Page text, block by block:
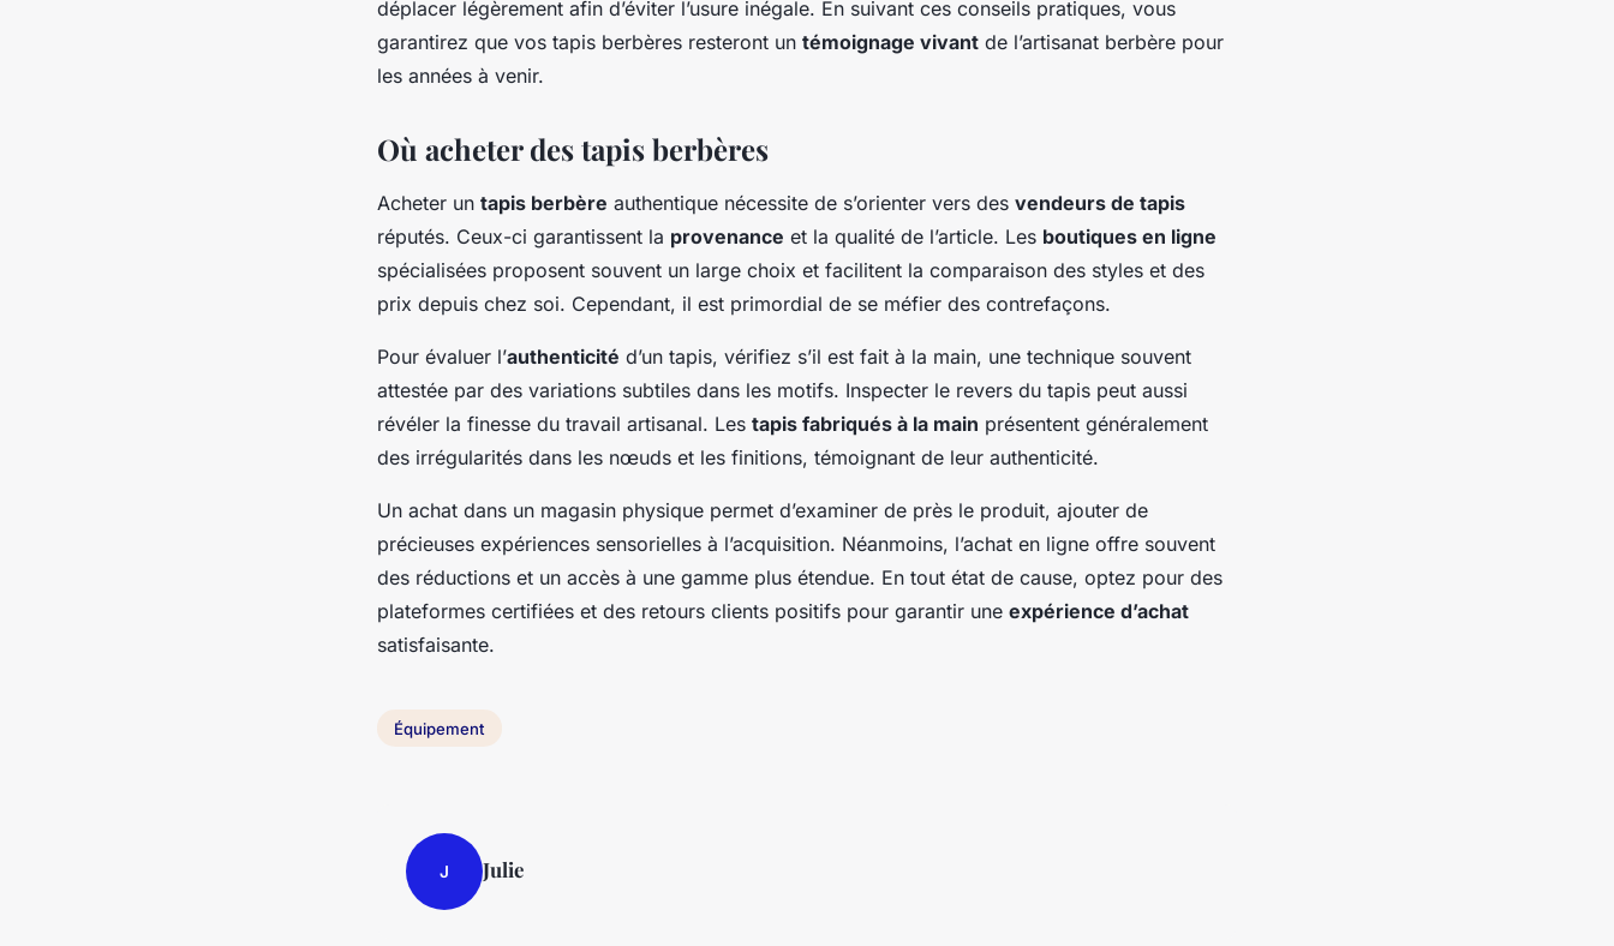
déplacer légèrement afin d’éviter l’usure inégale. En suivant ces conseils pratiques, vous
garantirez que vos tapis berbères resteront un témoignage vivant de l’artisanat berbère pour
les années à venir.
Où acheter des tapis berbères
Acheter un tapis berbère authentique nécessite de s’orienter vers des vendeurs de tapis
réputés. Ceux-ci garantissent la provenance et la qualité de l’article. Les boutiques en ligne
spécialisées proposent souvent un large choix et facilitent la comparaison des styles et des
prix depuis chez soi. Cependant, il est primordial de se méfier des contrefaçons.
Pour évaluer l’authenticité d’un tapis, vérifiez s’il est fait à la main, une technique souvent
attestée par des variations subtiles dans les motifs. Inspecter le revers du tapis peut aussi
révéler la finesse du travail artisanal. Les tapis fabriqués à la main présentent généralement
des irrégularités dans les nœuds et les finitions, témoignant de leur authenticité.
Un achat dans un magasin physique permet d’examiner de près le produit, ajouter de
précieuses expériences sensorielles à l’acquisition. Néanmoins, l’achat en ligne offre souvent
des réductions et un accès à une gamme plus étendue. En tout état de cause, optez pour des
plateformes certifiées et des retours clients positifs pour garantir une expérience d’achat
satisfaisante.
Équipement
J Julie